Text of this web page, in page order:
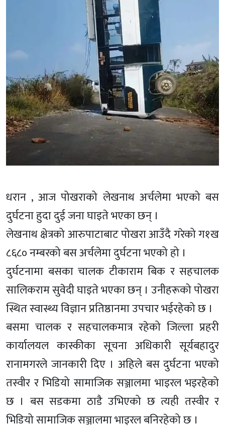
धरान , आज पोखराको लेखनाथ अर्चलेमा भएको बस
दुर्घटना हुदा दुई जना घाइते भएका छन् ।
लेखनाथ क्षेत्रको आरुपाटाबाट पोखरा आउँदै गरेको ग१ख
८६८० नम्बरको बस अर्चलेमा दुर्घटना भएको हो ।
दुर्घटनामा बसका चालक टीकाराम बिक र सहचालक
सालिकराम सुवेदी घाइते भएका छन् । उनीहरूको पोखरा
स्थित स्वास्थ्य विज्ञान प्रतिष्ठानमा उपचार भईरहेको छ ।
बसमा चालक र सहचालकमात्र रहेको जिल्ला प्रहरी
कार्यालयल कास्कीका सूचना अधिकारी सूर्यबहादुर
रानामगरले जानकारी दिए । अहिले बस दुर्घटना भएको
तस्वीर र भिडियो सामाजिक सञ्जालमा भाइरल भइरहेको
छ । बस सडकमा ठाडै उभिएको छ त्यही तस्वीर र
भिडियो सामाजिक सञ्जालमा भाइरल बनिरहेको छ ।